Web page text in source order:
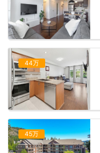
44万
45万